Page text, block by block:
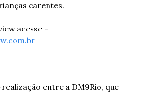
carentes.
entre a DM9Rio, que